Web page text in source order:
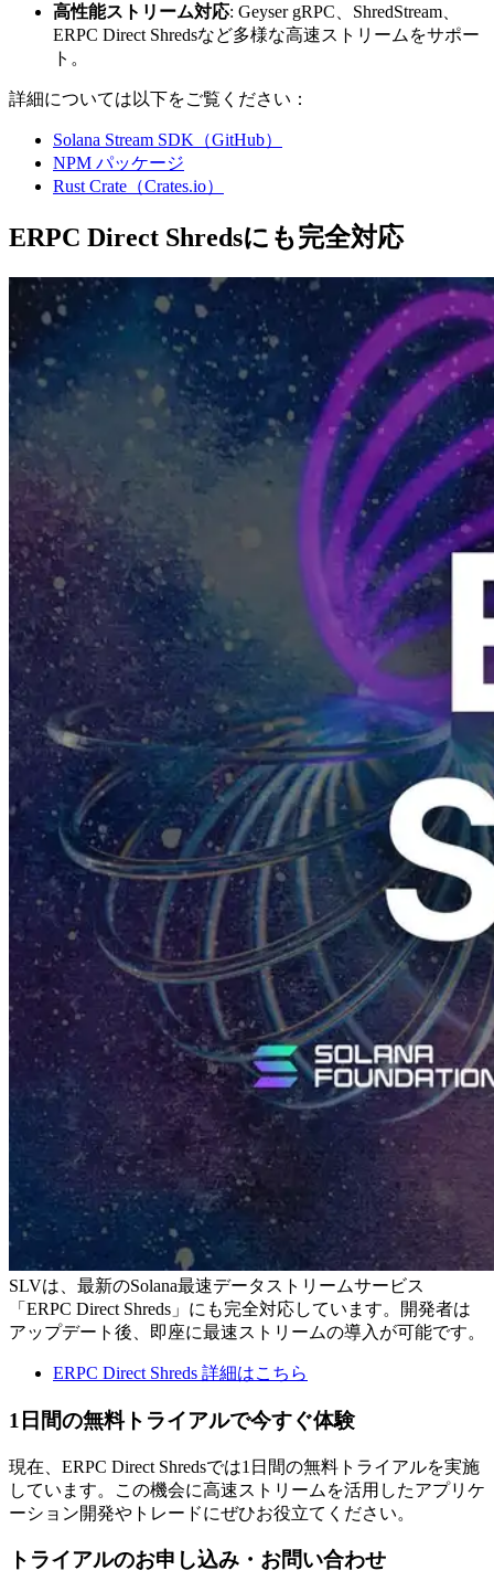
高性能ストリーム対応: Geyser gRPC、ShredStream、
ERPC Direct Shredsなど多様な高速ストリームをサポー
ト。
詳細については以下をご覧ください：
Solana Stream SDK（GitHub）
NPM パッケージ
Rust Crate（Crates.io）
ERPC Direct Shredsにも完全対応
SLVは、最新のSolana最速データストリームサービス
「ERPC Direct Shreds」にも完全対応しています。開発者は
アップデート後、即座に最速ストリームの導入が可能です。
ERPC Direct Shreds 詳細はこちら
1日間の無料トライアルで今すぐ体験
現在、ERPC Direct Shredsでは1日間の無料トライアルを実施
しています。この機会に高速ストリームを活用したアプリケ
ーション開発やトレードにぜひお役立てください。
トライアルのお申し込み・お問い合わせ